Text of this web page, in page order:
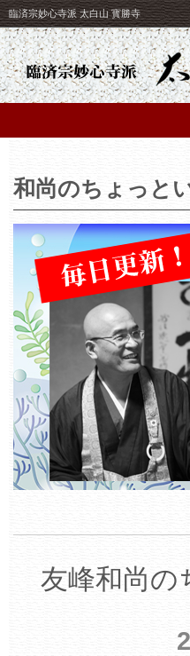
臨済宗妙心寺派 太白山 寳勝寺
和尚のちょっと
友峰和尚の